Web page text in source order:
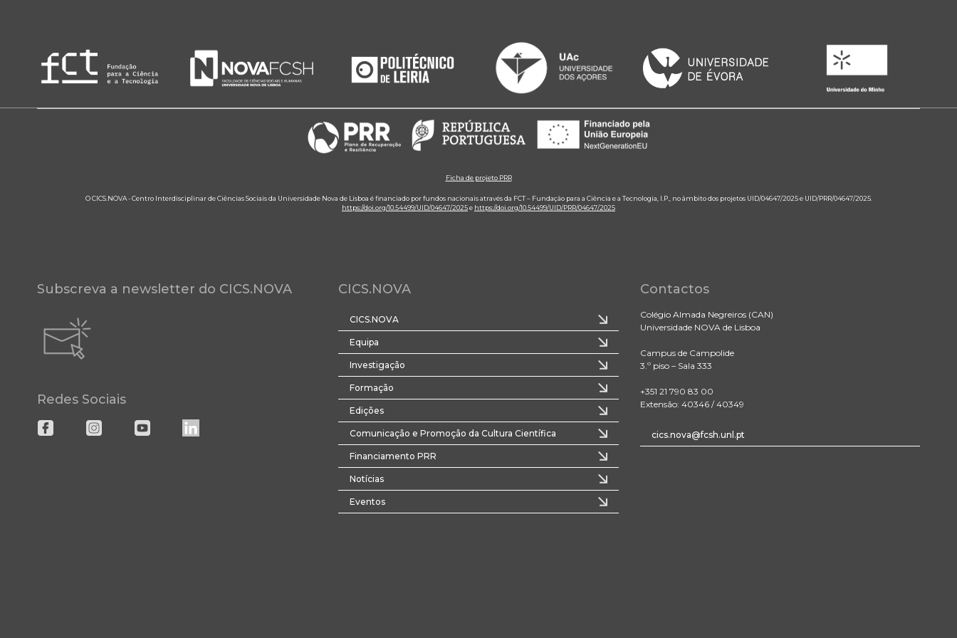
Ficha de projeto PRR
O CICS.NOVA - Centro Interdisciplinar de Ciências Sociais da Universidade Nova de Lisboa é financiado por fundos nacionais através da FCT – Fundação para a Ciência e a Tecnologia, I.P., no âmbito dos projetos UID/04647/2025 e UID/PRR/04647/2025.
https://doi.org/10.54499/UID/04647/2025e https://doi.org/10.54499/UID/PRR/04647/2025
Subscreva a newsletter do CICS.NOVA
Redes Sociais
CICS.NOVA
CICS.NOVA
Equipa
Investigação
Formação
Edições
Comunicação e Promoção da Cultura Científica
Financiamento PRR
Notícias
Eventos
Contactos
Colégio Almada Negreiros (CAN)
Universidade NOVA de Lisboa
Campus de Campolide
3.º piso – Sala 333
+351 21 790 83 00
Extensão: 40346 / 40349
cics.nova@fcsh.unl.pt